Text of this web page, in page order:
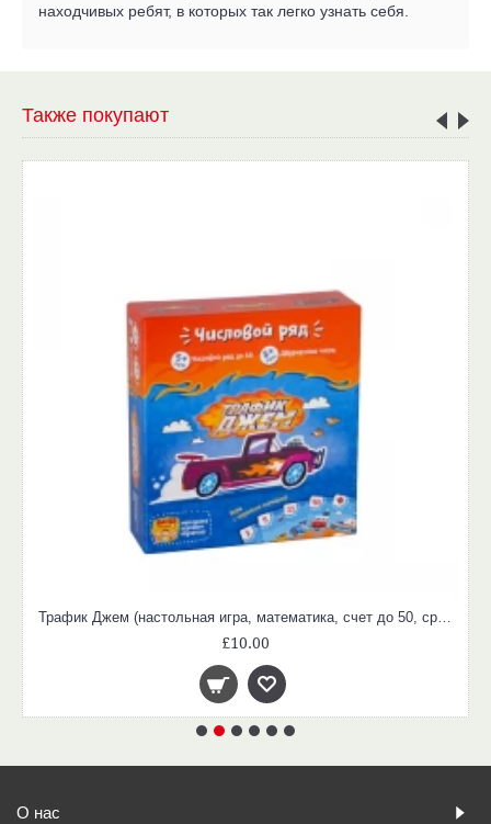
находчивых ребят, в которых так легко узнать себя.
Также покупают
£10.00
О нас